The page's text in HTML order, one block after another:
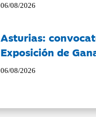
06/08/2026
Asturias:
Exposición de
06/08/2026